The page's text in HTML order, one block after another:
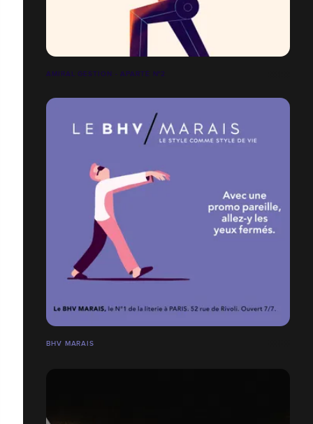
AMIRAL GESTION - APARTÉ N°2
BHV MARAIS